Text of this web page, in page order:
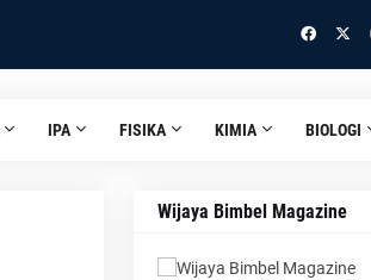
IPA FISIKA KIMIA BIOLOGI
Wijaya Bimbel Magazine